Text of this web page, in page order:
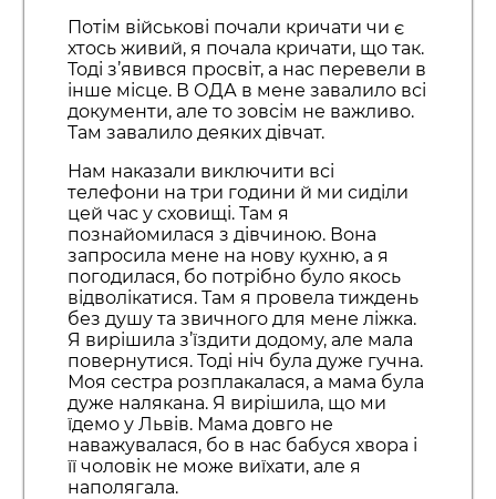
Потім військові почали кричати чи є
хтось живий, я почала кричати, що так.
Тоді з’явився просвіт, а нас перевели в
інше місце. В ОДА в мене завалило всі
документи, але то зовсім не важливо.
Там завалило деяких дівчат.
Нам наказали виключити всі
телефони на три години й ми сиділи
цей час у сховищі. Там я
познайомилася з дівчиною. Вона
запросила мене на нову кухню, а я
погодилася, бо потрібно було якось
відволікатися. Там я провела тиждень
без душу та звичного для мене ліжка.
Я вирішила з’їздити додому, але мала
повернутися. Тоді ніч була дуже гучна.
Моя сестра розплакалася, а мама була
дуже налякана. Я вирішила, що ми
їдемо у Львів. Мама довго не
наважувалася, бо в нас бабуся хвора і
її чоловік не може виїхати, але я
наполягала.